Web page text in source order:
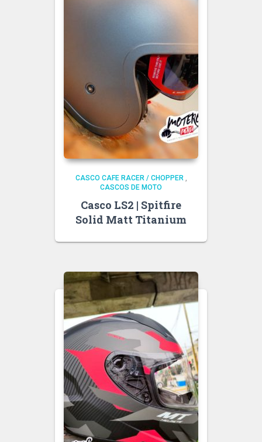
CASCO CAFE RACER / CHOPPER,
CASCOS DE MOTO
Casco LS2 | Spitfire
Solid Matt Titanium